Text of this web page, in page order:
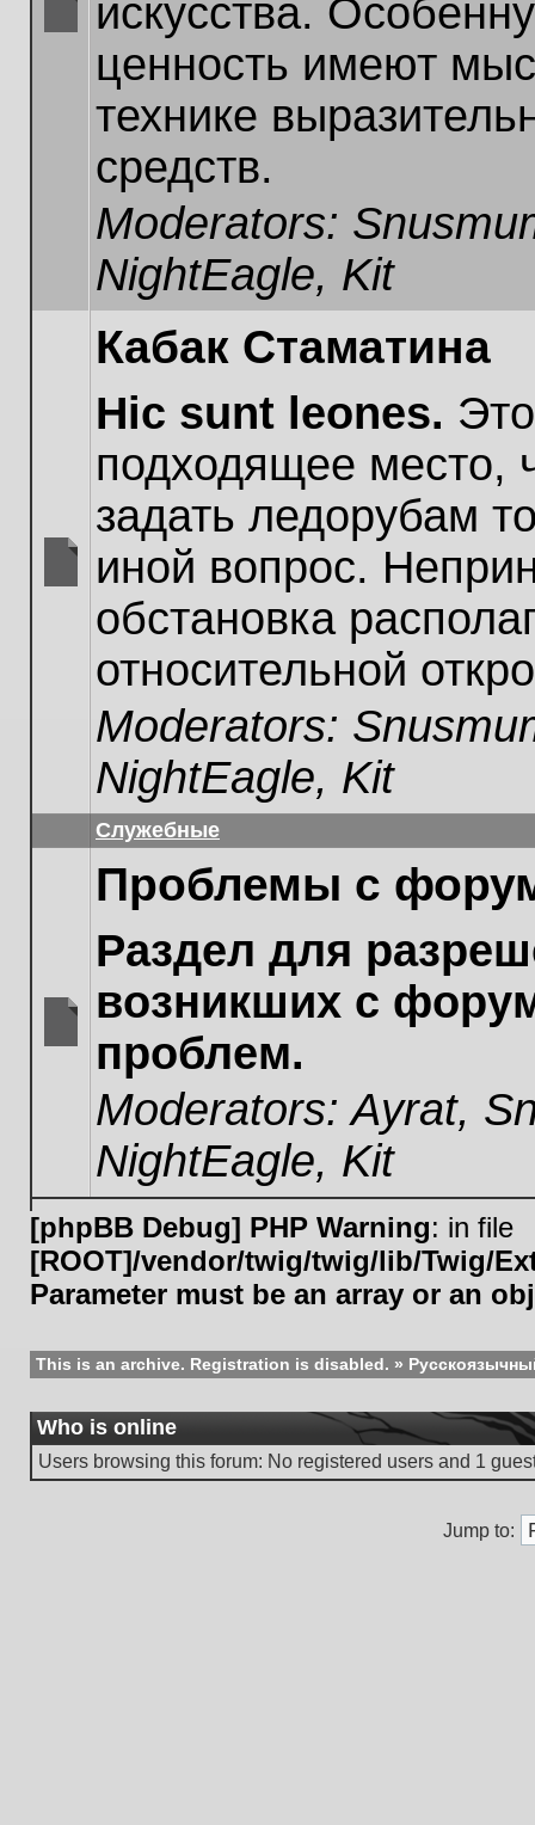
искусства.
ценность имеют
технике
средств.
Moderators:
NightEagle, Kit
unread
Кабак Стаматина
Hic sunt leones.
подходящее место,
задать ледорубам
иной вопрос.
обстановка
относительной
Moderators:
NightEagle, Kit
Служебные
Проблемы с
Раздел для
возникших с
проблем.
Moderators:Ayrat,
NightEagle, Kit
[phpBB Debug] PHP Warning: in file
[ROOT]/vendor/twig/twig/lib/Twig/
Parameter must be an array or an
This is an archive. Registration is disabled. »
Who is online
Users browsing this forum: No registered users and 1
Jump to: